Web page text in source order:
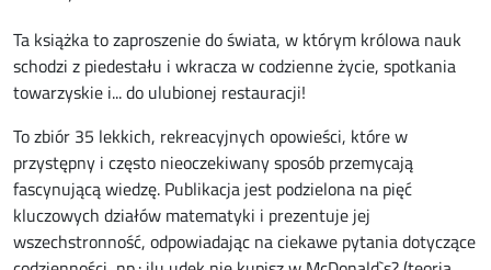
Ta książka to zaproszenie do świata, w którym królowa nauk
schodzi z piedestału i wkracza w codzienne życie, spotkania
towarzyskie i... do ulubionej restauracji!
To zbiór 35 lekkich, rekreacyjnych opowieści, które w
przystępny i często nieoczekiwany sposób przemycają
fascynującą wiedzę. Publikacja jest podzielona na pięć
kluczowych działów matematyki i prezentuje jej
wszechstronność, odpowiadając na ciekawe pytania dotyczące